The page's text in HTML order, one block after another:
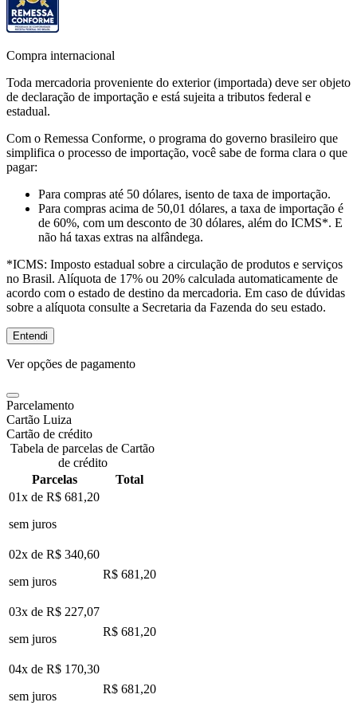
Compra internacional
Toda mercadoria proveniente do exterior (importada) deve ser objeto
de declaração de importação e está sujeita a tributos federal e
estadual.
Com o Remessa Conforme, o programa do governo brasileiro que
simplifica o processo de importação, você sabe de forma clara o que
pagar:
Para compras até 50 dólares, isento de taxa de importação.
Para compras acima de 50,01 dólares, a taxa de importação é
de 60%, com um desconto de 30 dólares, além do ICMS*. E
não há taxas extras na alfândega.
*ICMS: Imposto estadual sobre a circulação de produtos e serviços
no Brasil. Alíquota de 17% ou 20% calculada automaticamente de
acordo com o estado de destino da mercadoria. Em caso de dúvidas
sobre a alíquota consulte a Secretaria da Fazenda do seu estado.
Entendi
Ver opções de pagamento
Parcelamento
Cartão Luiza
Cartão de crédito
Tabela de parcelas de Cartão
de crédito
Parcelas
Total
01x de R$ 681,20
sem juros
02x de R$ 340,60
sem juros
R$ 681,20
03x de R$ 227,07
sem juros
R$ 681,20
04x de R$ 170,30
sem juros
R$ 681,20